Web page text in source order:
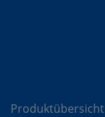
Produktübersicht